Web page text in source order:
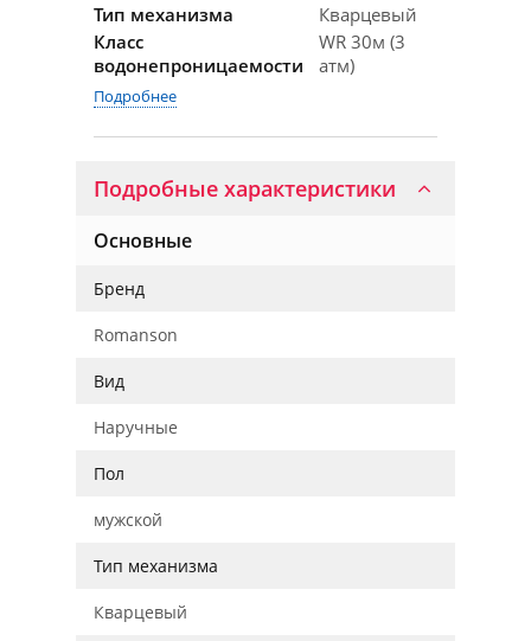
Тип механизма
Кварцевый
Класс
водонепроницаемости
WR 30м (3
атм)
Подробнее
Подробные характеристики
Основные
Бренд
Romanson
Вид
Наручные
Пол
мужской
Тип механизма
Кварцевый